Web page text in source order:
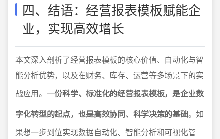
四、结语：经营报表模板赋能企
业，实现高效增长
本文深入剖析了经营报表模板的核心价值、自动化与智
能分析优势，以及在财务、库存、运营等多场景下的实
战应用。 一份科学、标准化的经营报表模板，是企业数
字化转型的起点，也是高效协同、科学决策的基础。如
果想一步到位实现数据自动化、智能分析和可视化管